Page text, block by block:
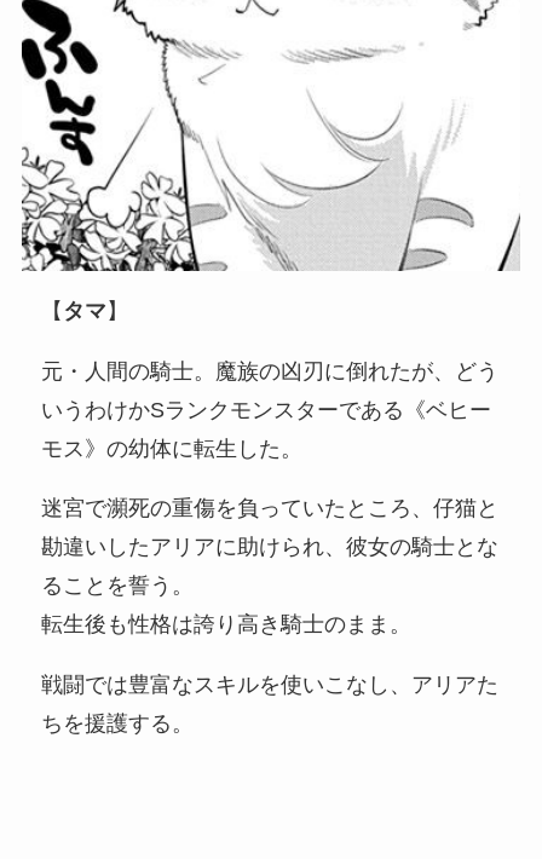
【 タマ 】
元・人間の騎士。魔族の凶刃に倒れたが、どう
いうわけかSランクモンスターである《ベヒー
モス》の幼体に転生した。
迷宮で瀕死の重傷を負っていたところ、仔猫と
勘違いしたアリアに助けられ、彼女の騎士とな
ることを誓う。
転生後も性格は誇り高き騎士のまま。
戦闘では豊富なスキルを使いこなし、アリアた
ちを援護する。